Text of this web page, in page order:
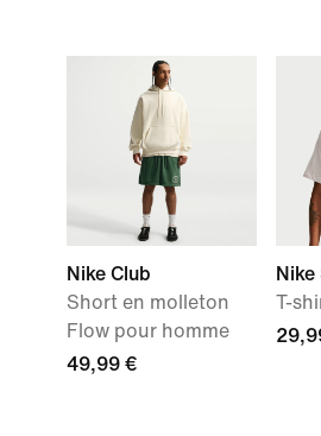
Nike Club
Short en molleton
Flow pour homme
49,99 €
T-